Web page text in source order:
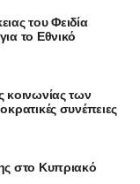
του Φειδία
το Εθνικό
κοινωνίας των
συνέπειες
στο Κυπριακό